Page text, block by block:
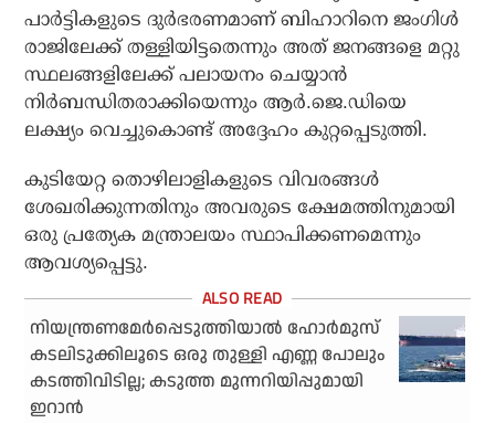
പാര്‍ട്ടികളുടെ ദുര്‍ഭരണമാണ് ബിഹാറിനെ ജംഗിള്‍
രാജിലേക്ക് തള്ളിയിട്ടതെന്നും അത് ജനങ്ങളെ മറ്റു
സ്ഥലങ്ങളിലേക്ക് പലായനം ചെയ്യാന്‍
നിര്‍ബന്ധിതരാക്കിയെന്നും ആര്‍.ജെ.ഡിയെ
ലക്ഷ്യം വെച്ചുകൊണ്ട് അദ്ദേഹം കുറ്റപ്പെടുത്തി.
കുടിയേറ്റ തൊഴിലാളികളുടെ വിവരങ്ങള്‍
ശേഖരിക്കുന്നതിനും അവരുടെ ക്ഷേമത്തിനുമായി
ഒരു പ്രത്യേക മന്ത്രാലയം സ്ഥാപിക്കണമെന്നും
ആവശ്യപ്പെട്ടു.
നിയന്ത്രണമേര്‍പ്പെടുത്തിയാല്‍ ഹോര്‍മുസ്
കടലിടുക്കിലൂടെ ഒരു തുള്ളി എണ്ണ പോലും
കടത്തിവിടില്ല; കടുത്ത മുന്നറിയിപ്പുമായി
ഇറാന്‍